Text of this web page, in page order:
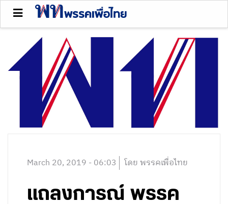
March 20, 2019 - 06:03 โดย พรรคเพื่อไทย
แถลงการณ์ พรรค